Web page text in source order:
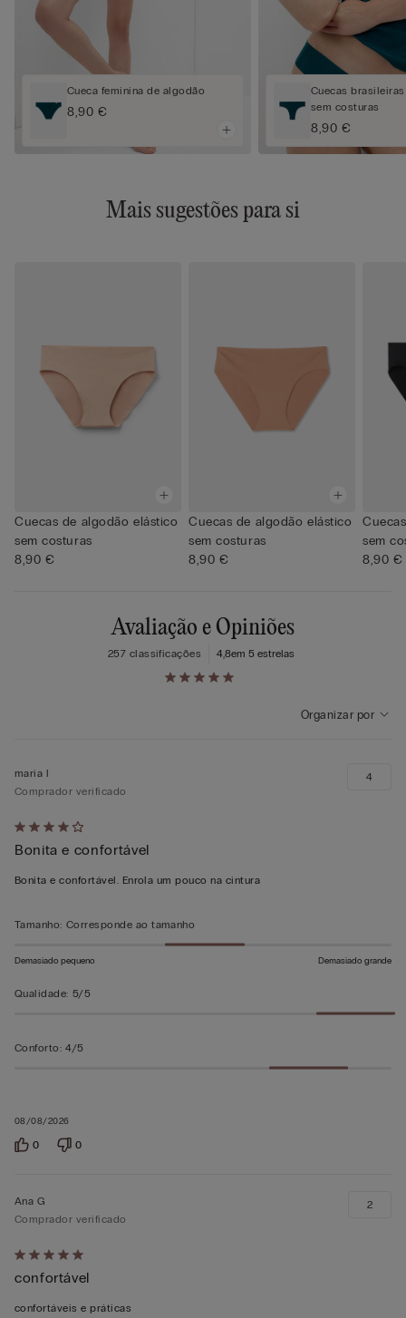
Cueca feminina de algodão
8,90 €
Cuecas
sem costuras
8,90 €
Mais sugestões para si
Cuecas de algodão elástico
sem costuras
8,90 €
Cuecas de algodão elástico
sem costuras
8,90 €
sem
8,90 €
Avaliação e Opiniões
4,8em 5 estrelas
257 classificações
Organizar por
Atribuiu
4
em
08/08/2026
maria l
Comprador verificado
Bonita e confortável
Bonita e confortável. Enrola um pouco na cintura
4
Tamanho: Corresponde ao tamanho
Demasiado pequeno Demasiado grande
Qualidade: 5/5
Conforto: 4/5
0 0
Atribuiu
5
em
Ana G
Comprador verificado
confortável
confortáveis e práticas
2